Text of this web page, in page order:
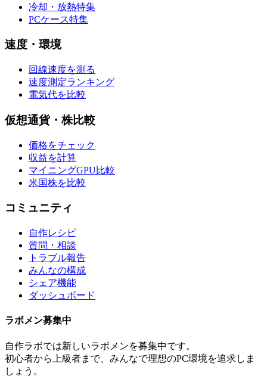
冷却・放熱特集
PCケース特集
速度・環境
回線速度を測る
速度測定ランキング
電気代を比較
仮想通貨・株比較
価格をチェック
収益を計算
マイニングGPU比較
米国株を比較
コミュニティ
自作レシピ
質問・相談
トラブル報告
みんなの構成
シェア機能
ダッシュボード
ラボメン募集中
自作ラボでは新しいラボメンを募集中です。
初心者から上級者まで、みんなで理想のPC環境を追求しま
しょう。